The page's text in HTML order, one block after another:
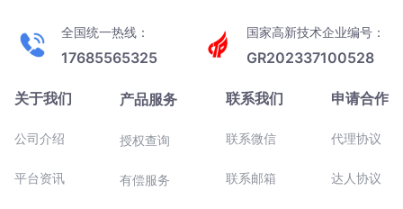
全国统一热线：
17685565325
国家高新技术企业编号：
GR202337100528
关于我们
公司介绍
平台资讯
产品服务
授权查询
有偿服务
联系我们
联系微信
联系邮箱
申请合作
代理协议
达人协议